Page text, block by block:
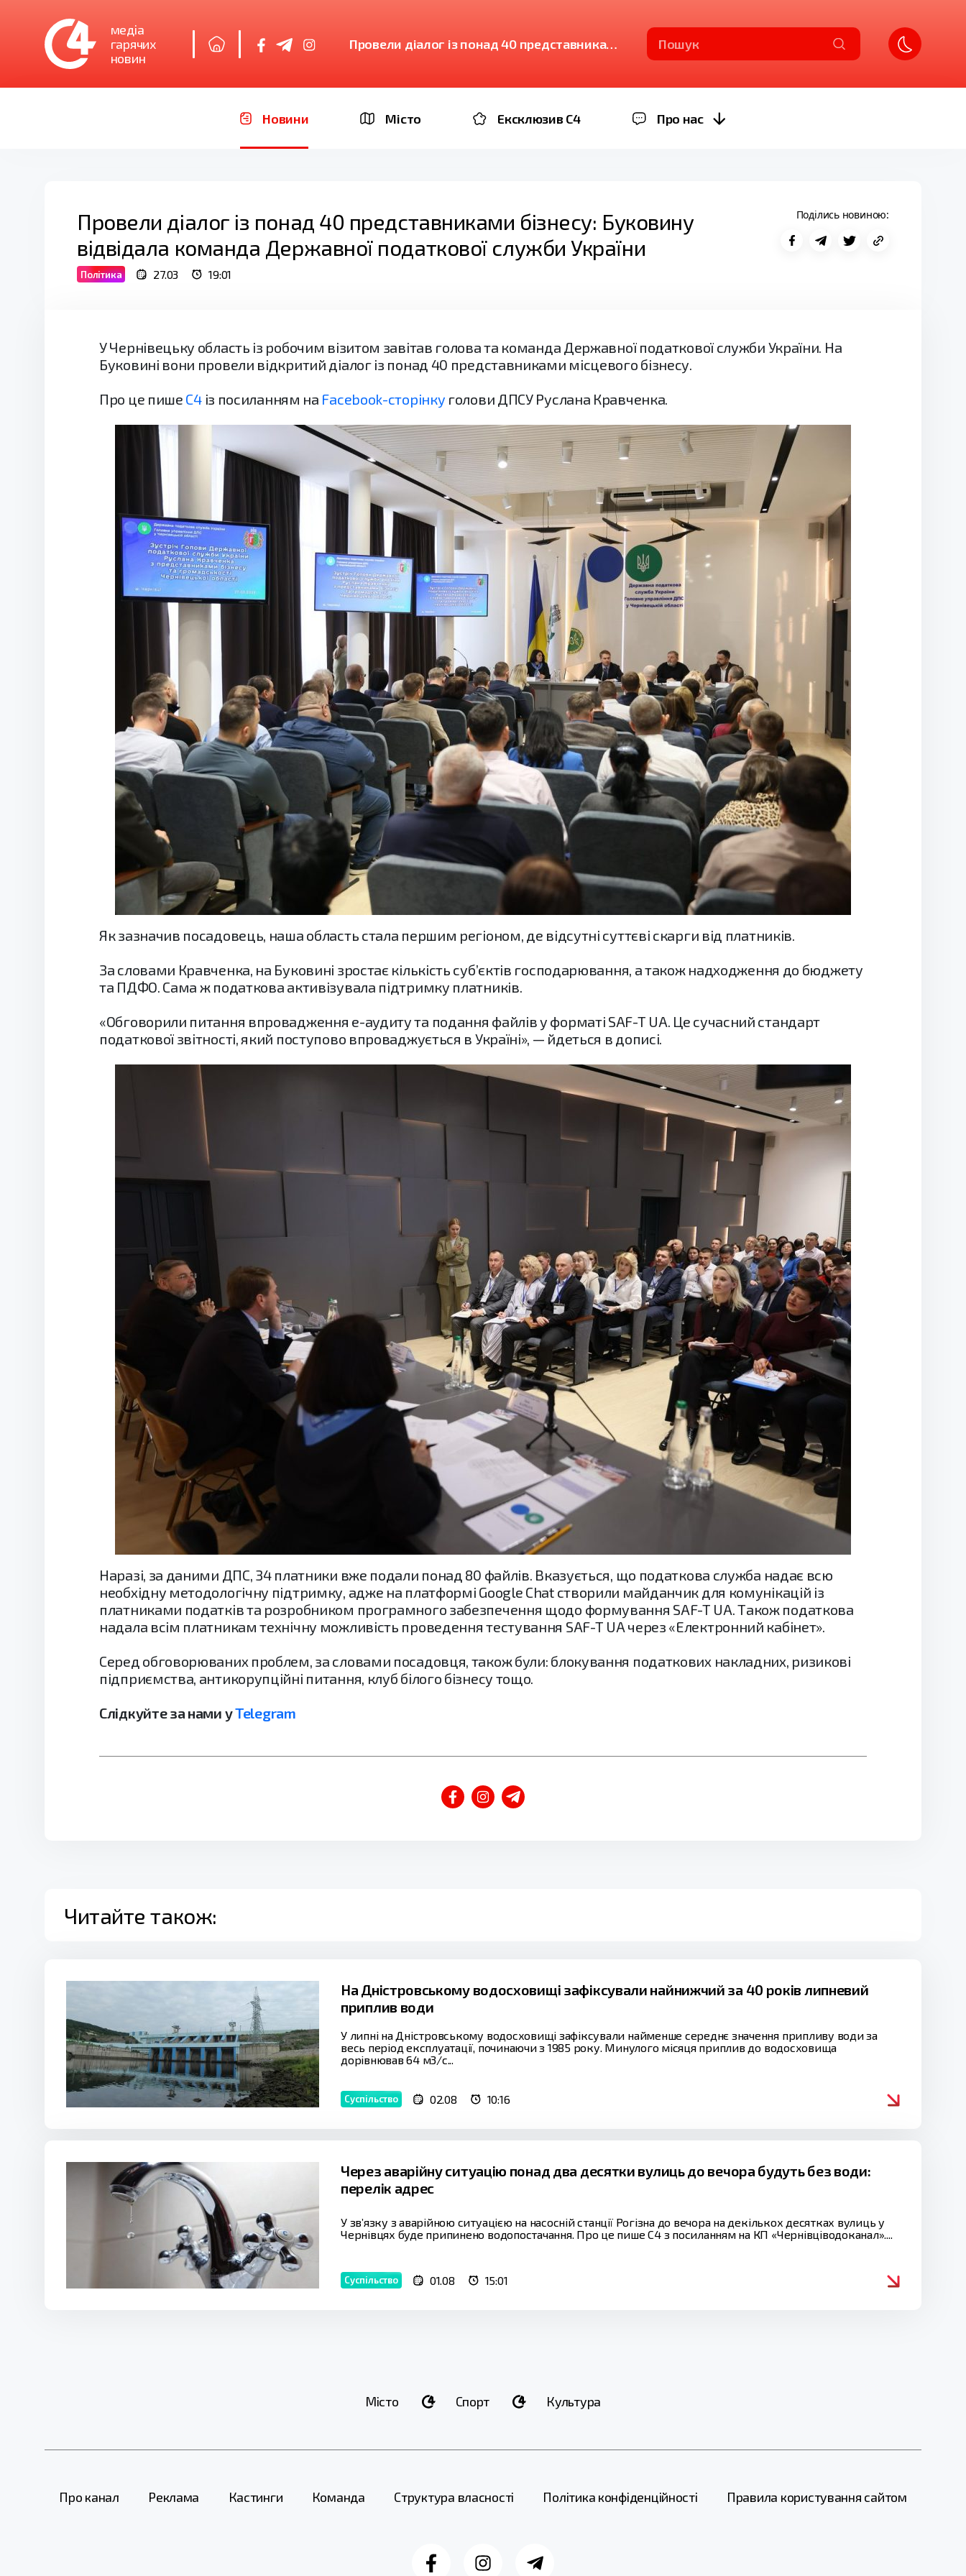
медіа
гарячих
новин
Провели діалог із понад 40 представниками
Пошук
Новини Місто Ексклюзив C4 Про нас
Провели діалог із понад 40 представниками бізнесу: Буковину
відвідала команда Державної податкової служби України
Політика 27.03 19:01
Поділись новиною:
У Чернівецьку область із робочим візитом завітав голова та команда Державної податкової служби України. На
Буковині вони провели відкритий діалог із понад 40 представниками місцевого бізнесу.
Про це пише С4із посиланням на Facebook-сторінку голови ДПСУ Руслана Кравченка.
Як зазначив посадовець, наша область стала першим регіоном, де відсутні суттєві скарги від платників.
За словами Кравченка, на Буковині зростає кількість субʼєктів господарювання, а також надходження до бюджету
та ПДФО. Сама ж податкова активізувала підтримку платників.
«Обговорили питання впровадження е-аудиту та подання файлів у форматі SAF-T UA. Це сучасний стандарт
податкової звітності, який поступово впроваджується в Україні», — йдеться в дописі.
Наразі, за даними ДПС, 34 платники вже подали понад 80 файлів. Вказується, що податкова служба надає всю
необхідну методологічну підтримку, адже на платформі Google Chat створили майданчик для комунікацій із
платниками податків та розробником програмного забезпечення щодо формування SAF-T UA. Також податкова
надала всім платникам технічну можливість проведення тестування SAF-T UA через «Електронний кабінет».
Серед обговорюваних проблем, за словами посадовця, також були: блокування податкових накладних, ризикові
підприємства, антикорупційні питання, клуб білого бізнесу тощо.
Слідкуйте за нами уTelegram
Читайте також:
На Дністровському водосховищі зафіксували найнижчий за 40 років липневий
приплив води
У липні на Дністровському водосховищі зафіксували найменше середнє значення припливу води за
весь період експлуатації, починаючи з 1985 року. Минулого місяця приплив до водосховища
дорівнював 64 м3/с...
Суспільство 02.08 10:16
Через аварійну ситуацію понад два десятки вулиць до вечора будуть без води:
перелік адрес
У зв’язку з аварійною ситуацією на насосній станції Рогізна до вечора на декількох десятках вулиць у
Чернівцях буде припинено водопостачання. Про це пише С4 з посиланням на КП «Чернівціводоканал»....
Суспільство 01.08 15:01
Місто Спорт Культура
Про канал Реклама Кастинги Команда Структура власності Політика конфіденційності Правила користування сайтом